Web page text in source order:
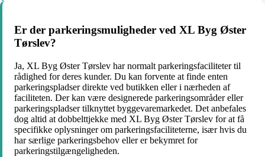
Er der parkeringsmuligheder ved XL Byg Øster
Tørslev?
Ja, XL Byg Øster Tørslev har normalt parkeringsfaciliteter til
rådighed for deres kunder. Du kan forvente at finde enten
parkeringspladser direkte ved butikken eller i nærheden af
faciliteten. Der kan være designerede parkeringsområder eller
parkeringspladser tilknyttet byggevaremarkedet. Det anbefales
dog altid at dobbelttjekke med XL Byg Øster Tørslev for at få
specifikke oplysninger om parkeringsfaciliteterne, især hvis du
har særlige parkeringsbehov eller er bekymret for
parkeringstilgængeligheden.